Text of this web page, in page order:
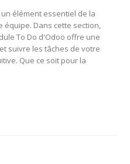
élément essentiel de la
Dans cette section,
To Do d'Odoo offre une
suivre les tâches de votre
Que ce soit pour la